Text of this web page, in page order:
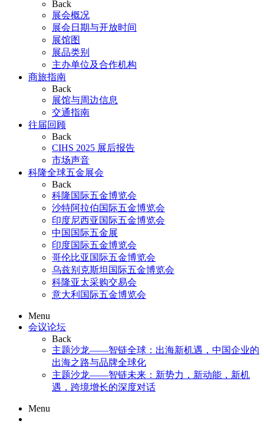
Back
展会概况
展会日期与开放时间
展馆图
展品类别
主办单位及合作机构
商旅指南
Back
展馆与周边信息
交通指南
往届回顾
Back
CIHS 2025 展后报告
市场声音
科隆全球五金展会
Back
科隆国际五金博览会
沙特阿拉伯国际五金博览会
印度尼西亚国际五金博览会
中国国际五金展
印度国际五金博览会
哥伦比亚国际五金博览会
乌兹别克斯坦国际五金博览会
科隆亚太采购交易会
意大利国际五金博览会
Menu
会议论坛
Back
主题沙龙——智链全球：出海新机遇，中国企业的
出海之路与品牌全球化
主题沙龙——智链未来：新势力，新动能，新机
遇，跨境增长的深度对话
Menu